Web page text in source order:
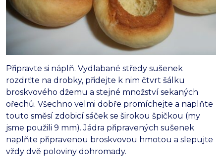
Připravte si náplň. Vydlabané středy sušenek
rozdrťte na drobky, přidejte k nim čtvrt šálku
broskvového džemu a stejné množství sekaných
ořechů. Všechno velmi dobře promíchejte a naplňte
touto směsí zdobicí sáček se širokou špičkou (my
jsme použili 9 mm). Jádra připravených sušenek
naplňte připravenou broskvovou hmotou a slepujte
vždy dvě poloviny dohromady.